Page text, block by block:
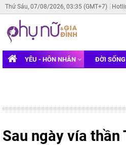
Thứ Sáu, 07/08/2026, 03:35 (GMT+7)
YÊU - HÔN NHÂN ĐỜI SỐNG
Sau ngày vía